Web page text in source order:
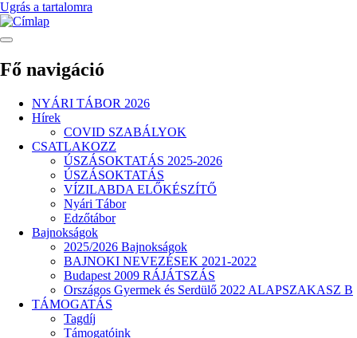
Ugrás a tartalomra
Fő navigáció
NYÁRI TÁBOR 2026
Hírek
COVID SZABÁLYOK
CSATLAKOZZ
ÚSZÁSOKTATÁS 2025-2026
ÚSZÁSOKTATÁS
VÍZILABDA ELŐKÉSZÍTŐ
Nyári Tábor
Edzőtábor
Bajnokságok
2025/2026 Bajnokságok
BAJNOKI NEVEZÉSEK 2021-2022
Budapest 2009 RÁJÁTSZÁS
Országos Gyermek és Serdülő 2022 ALAPSZAKASZ B
TÁMOGATÁS
Tagdíj
Támogatóink